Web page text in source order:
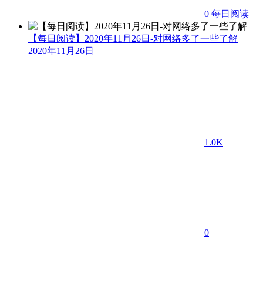
0 每日阅读
【每日阅读】2020年11月26日-对网络多了一些了解
2020年11月26日
1.0K
0